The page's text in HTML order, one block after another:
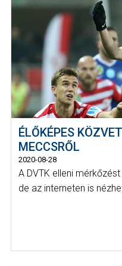
ÉLŐKÉPES
MECCSRŐL
2020-08-28
A DVTK elleni
de az interneten is